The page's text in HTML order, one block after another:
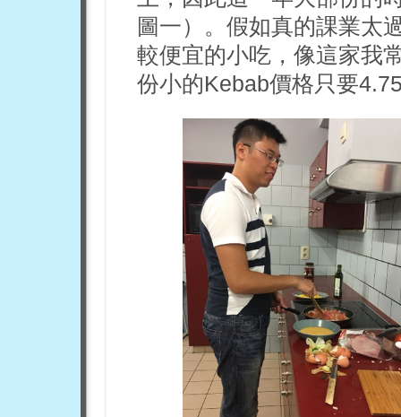
圖一）。假如真的課業太
較便宜的小吃，像這家我
份小的Kebab價格只要